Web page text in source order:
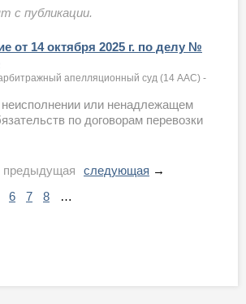
с публикации.
от 14 октября 2025 г. по делу №
апелляционный суд (14 ААС) -
или ненадлежащем
по договорам перевозки
следующая →
6 7 8 …